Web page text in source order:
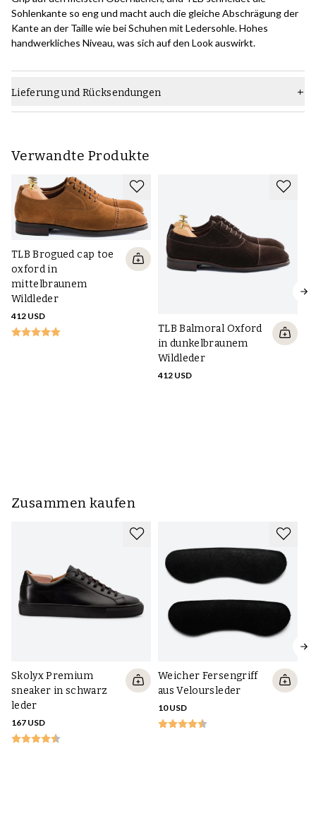
Sohlenkante so eng und macht auch die gleiche Abschrägung der
Kante an der Taille wie bei Schuhen mit Ledersohle. Hohes
handwerkliches Niveau, was sich auf den Look auswirkt.
Lieferung und Rücksendungen
Verwandte Produkte
TLB Brogued cap toe
oxford in
mittelbraunem
Wildleder
412 USD
TLB Balmoral Oxford
in dunkelbraunem
Wildleder
412 USD
Zusammen kaufen
Skolyx Premium
sneaker in schwarz
leder
167 USD
Weicher Fersengriff
aus Veloursleder
10 USD